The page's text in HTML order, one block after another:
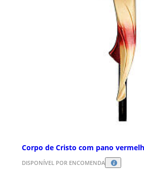
Corpo de Cristo com pano
DISPONÍVEL POR ENCOMENDA